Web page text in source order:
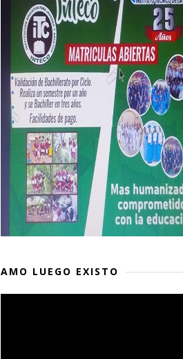
AMO LUEGO EXISTO